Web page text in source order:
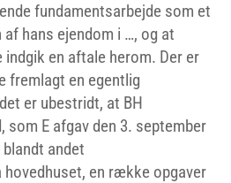
fundamentsarbejde som et
hans ejendom i …, og at
en aftale herom. Der er
fremlagt en egentlig
er ubestridt, at BH
som E afgav den 3. september
andet
hovedhuset, en række opgaver